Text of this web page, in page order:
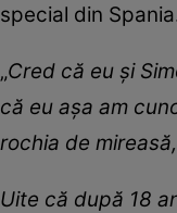
special din
„Cred că eu și
că eu așa am
rochia de
Uite că după 18